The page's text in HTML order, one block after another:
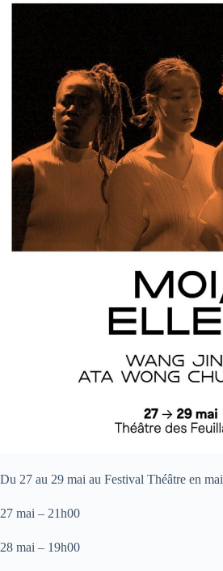
Du 27 au 29 mai au Festival Théâtre en
27 mai – 21h00
28 mai – 19h00